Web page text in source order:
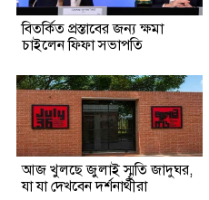
বিতর্কিত প্রস্তাবের জন্য ক্ষমা
চাইলেন ফিফা সভাপতি
আজ খুলছে জুলাই স্মৃতি জাদুঘর,
যা যা দেখবেন দর্শনার্থীরা